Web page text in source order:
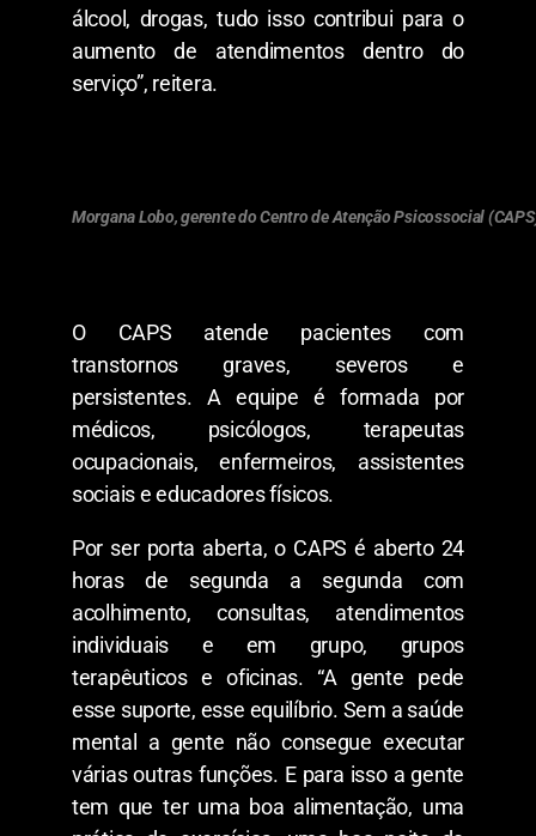
álcool, drogas, tudo isso contribui para o
aumento de atendimentos dentro do
serviço”, reitera.
Morgana Lobo, gerente do Centro de Atenção Psicossocial
O CAPS atende pacientes com
transtornos graves, severos e
persistentes. A equipe é formada por
médicos, psicólogos, terapeutas
ocupacionais, enfermeiros, assistentes
sociais e educadores físicos.
Por ser porta aberta, o CAPS é aberto 24
horas de segunda a segunda com
acolhimento, consultas, atendimentos
individuais e em grupo, grupos
terapêuticos e oficinas. “A gente pede
esse suporte, esse equilíbrio. Sem a saúde
mental a gente não consegue executar
várias outras funções. E para isso a gente
tem que ter uma boa alimentação, uma